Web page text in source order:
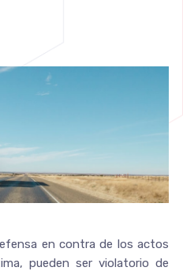
en contra de los actos
pueden ser violatorio de